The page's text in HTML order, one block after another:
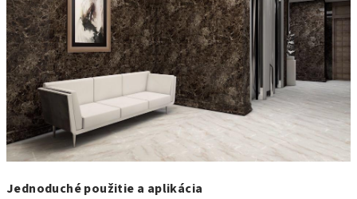
Jednoduché použitie a aplikácia